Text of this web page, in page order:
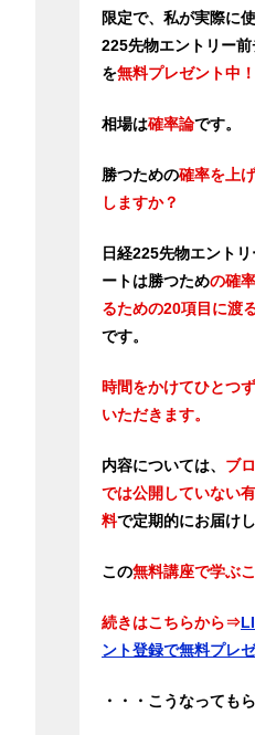
限定で、私が実際に
225先物エントリー
を無料プレゼント中！
相場は確率論です。
勝つための確率を上
しますか？
日経225先物エント
ートは勝つための確
るための20項目に渡
です。
時間をかけてひとつ
いただきます。
内容については、 ブ
では公開していない
料で定期的にお届け
この無料講座で学ぶ
続きはこちらから⇒
ント登録で無料プレ
・・・こうなっても